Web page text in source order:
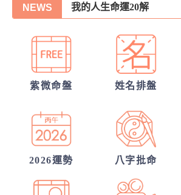
NEWS
你們的命盤合嗎？適合當
誰會陪我步入紅毯?
從姓名看你另一半的輪廓
另一半何時來敲門?
他會是你最終的幸福？
紫微命盤 姓名排盤
2026運勢 八字批命